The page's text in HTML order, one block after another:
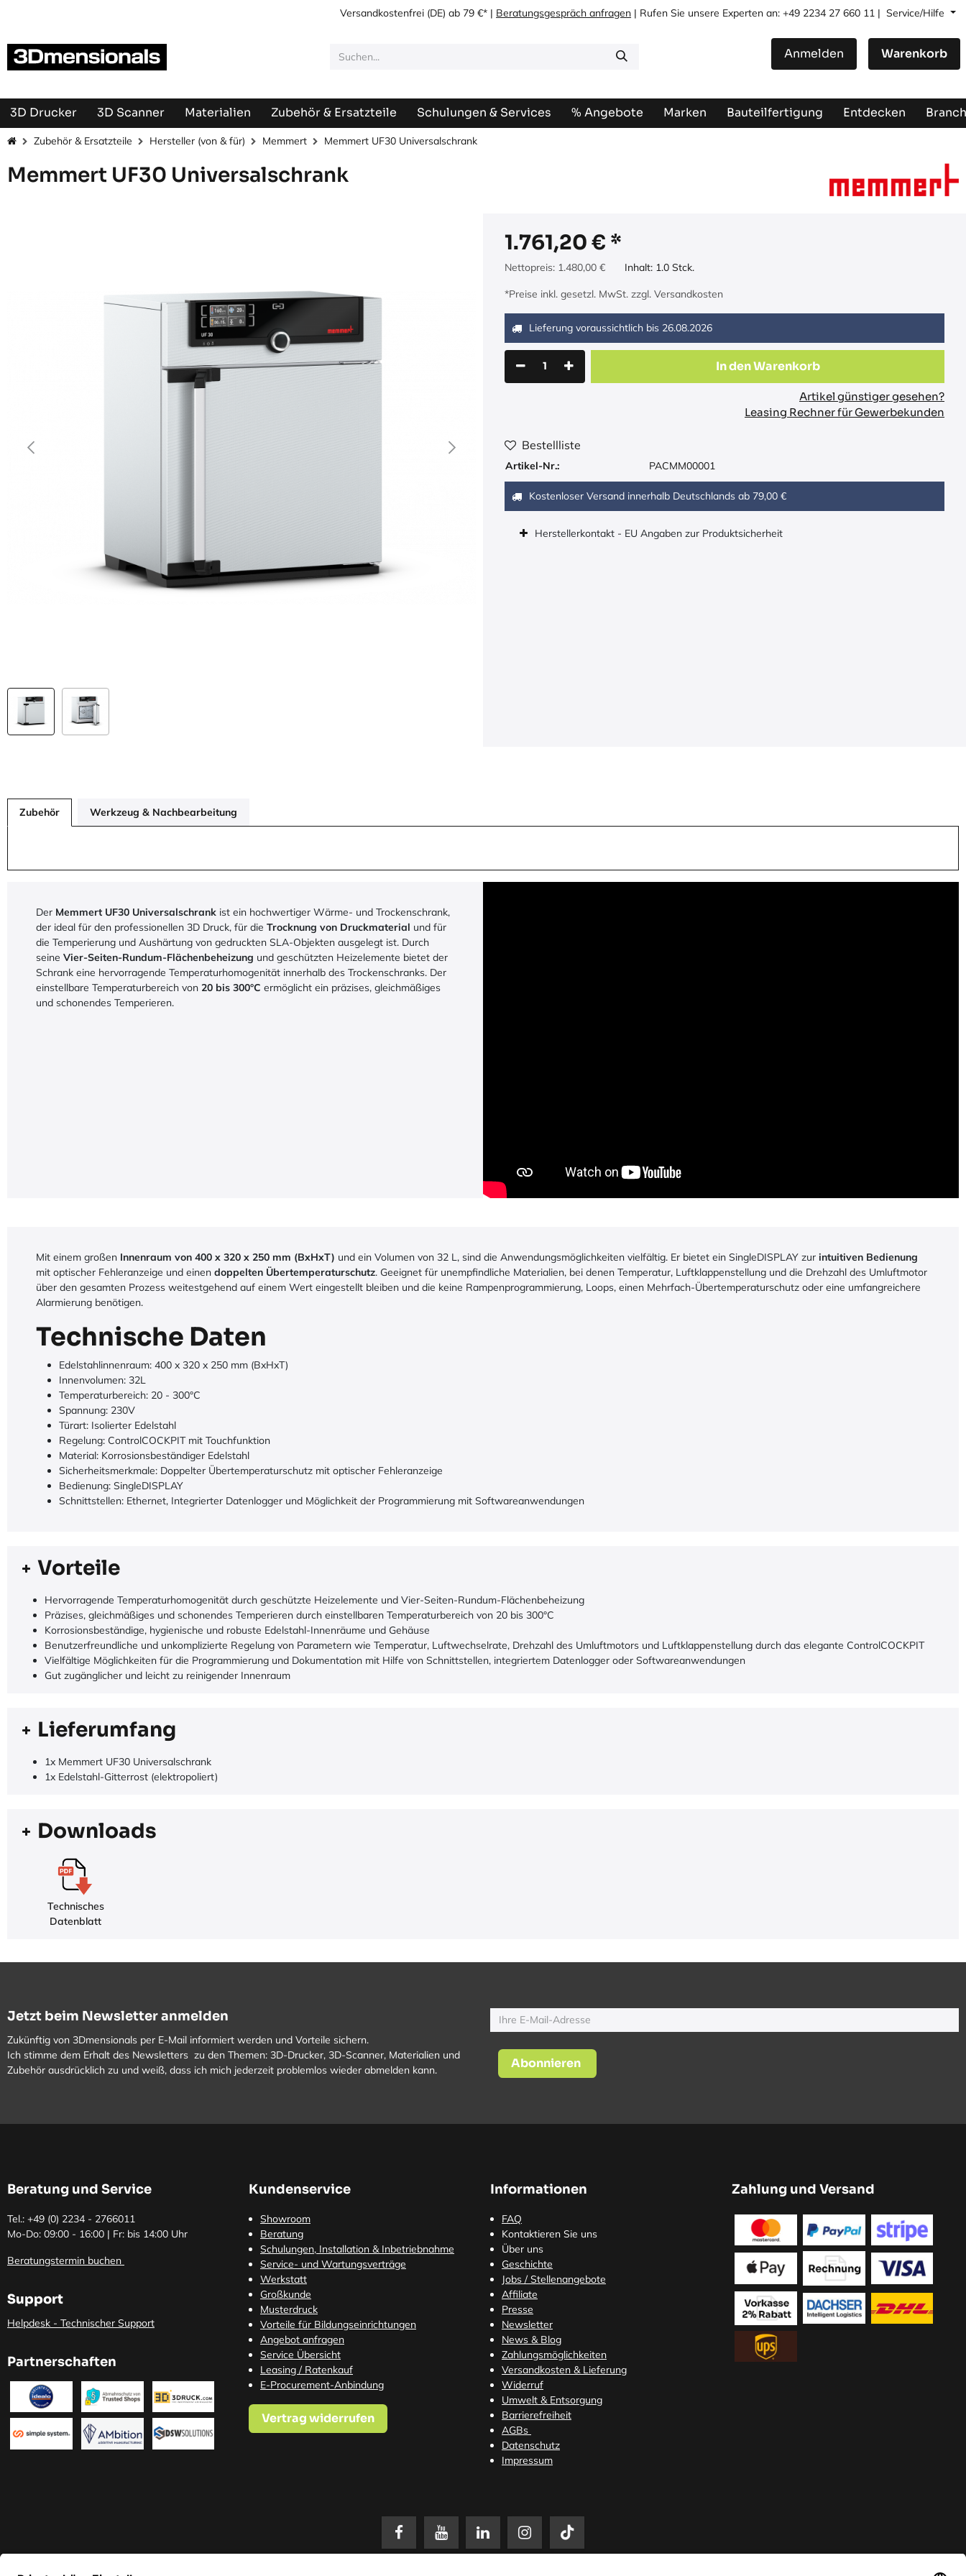
Versandkostenfrei (DE) ab 79 €* | Beratungsgespräch anfragen | Rufen Sie unsere Experten an: +49 2234 27 660 11 | Service/Hilfe
Anmelden Warenkorb
3D Drucker 3D Scanner Materialien Zubehör & Ersatzteile Schulungen & Services % Angebote Marken Bauteilfertigung Entdecken
Zubehör & Ersatzteile Hersteller (von & für) Memmert Memmert UF30 Universalschrank
Memmert UF30 Universalschrank
1.761,20 €
Nettopreis: 1.480,00 € Inhalt: 1.0 Stck.
*Preise inkl. gesetzl. MwSt. zzgl. Versandkosten
Lieferung voraussichtlich bis 26.08.2026
In den Warenkorb
Artikel günstiger gesehen?
Leasing Rechner für Gewerbekunden
Bestellliste
Artikel-Nr.: PACMM00001
Kostenloser Versand innerhalb Deutschlands ab 79,00 €
Herstellerkontakt - EU Angaben zur Produktsicherheit
Zubehör Werkzeug & Nachbearbeitung
Der Memmert UF30 Universalschrank ist ein hochwertiger Wärme- und Trockenschrank,
der ideal für den professionellen 3D Druck, für die Trocknung von Druckmaterial und für
die Temperierung und Aushärtung von gedruckten SLA-Objekten ausgelegt ist. Durch
seine Vier-Seiten-Rundum-Flächenbeheizung und geschützten Heizelemente bietet der
Schrank eine hervorragende Temperaturhomogenität innerhalb des Trockenschranks. Der
einstellbare Temperaturbereich von 20 bis 300°C ermöglicht ein präzises, gleichmäßiges
und schonendes Temperieren.
Mit einem großen Innenraum von 400 x 320 x 250 mm (BxHxT) und ein Volumen von 32 L, sind die Anwendungsmöglichkeiten vielfältig. Er bietet ein SingleDISPLAY zur intuitiven Bedienung
mit optischer Fehleranzeige und einen doppelten Übertemperaturschutz. Geeignet für unempfindliche Materialien, bei denen Temperatur, Luftklappenstellung und die Drehzahl des Umluftmotor
über den gesamten Prozess weitestgehend auf einem Wert eingestellt bleiben und die keine Rampenprogrammierung, Loops, einen Mehrfach-Übertemperaturschutz oder eine umfangreichere
Alarmierung benötigen.
Technische Daten
Edelstahlinnenraum: 400 x 320 x 250 mm (BxHxT)
Innenvolumen: 32L
Temperaturbereich: 20 - 300°C
Spannung: 230V
Türart: Isolierter Edelstahl
Regelung: ControlCOCKPIT mit Touchfunktion
Material: Korrosionsbeständiger Edelstahl
Sicherheitsmerkmale: Doppelter Übertemperaturschutz mit optischer Fehleranzeige
Bedienung: SingleDISPLAY
Schnittstellen: Ethernet, Integrierter Datenlogger und Möglichkeit der Programmierung mit Softwareanwendungen
Vorteile
Hervorragende Temperaturhomogenität durch geschützte Heizelemente und Vier-Seiten-Rundum-Flächenbeheizung
Präzises, gleichmäßiges und schonendes Temperieren durch einstellbaren Temperaturbereich von 20 bis 300°C
Korrosionsbeständige, hygienische und robuste Edelstahl-Innenräume und Gehäuse
Benutzerfreundliche und unkomplizierte Regelung von Parametern wie Temperatur, Luftwechselrate, Drehzahl des Umluftmotors und Luftklappenstellung durch das elegante ControlCOCKPIT
Vielfältige Möglichkeiten für die Programmierung und Dokumentation mit Hilfe von Schnittstellen, integriertem Datenlogger oder Softwareanwendungen
Gut zugänglicher und leicht zu reinigender Innenraum
Lieferumfang
1x Memmert UF30 Universalschrank
1x Edelstahl-Gitterrost (elektropoliert)
Downloads
Technisches
Datenblatt
Jetzt beim Newsletter anmelden
Zukünftig von 3Dmensionals per E-Mail informiert werden und Vorteile sichern.
Ich stimme dem Erhalt des Newsletters zu den Themen: 3D-Drucker, 3D-Scanner, Materialien und
Zubehör ausdrücklich zu und weiß, dass ich mich jederzeit problemlos wieder abmelden kann.
Abonnieren
Beratung und Service
Tel.: +49 (0) 2234 - 2766011
Mo-Do: 09:00 - 16:00 | Fr: bis 14:00 Uhr
Beratungstermin buchen
Support
Helpdesk - Technischer Support
Partnerschaften
Kundenservice
Showroom
Beratung
Schulungen, Installation & Inbetriebnahme
Service- und Wartungsverträge
Werkstatt
Großkunde
Musterdruck
Vorteile für Bildungseinrichtungen
Angebot anfragen
Service Übersicht
Leasing / Ratenkauf
E-Procurement-Anbindung
Vertrag widerrufen
Informationen
FAQ
Kontaktieren Sie uns
Über uns
Geschichte
Jobs / Stellenangebote
Affiliate
Presse
Newsletter
News & Blog
Zahlungsmöglichkeiten
Versandkosten & Lieferung
Widerruf
Umwelt & Entsorgung
Barrierefreiheit
AGBs
Datenschutz
Impressum
Zahlung und Versand